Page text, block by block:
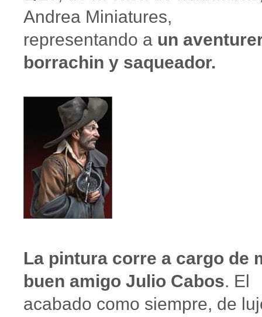
Andrea Miniatures,
representando a un
borrachin y saqueador.
La pintura corre a cargo de
buen amigo Julio Cabos. El
acabado como siempre, de